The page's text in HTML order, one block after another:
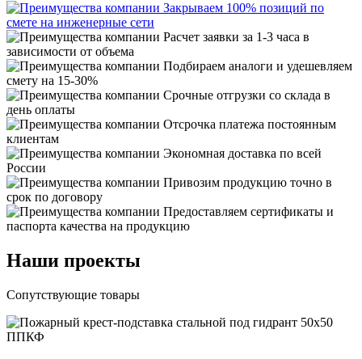
Закрываем 100% позиций по
смете на инженерные сети
Расчет заявки за 1-3 часа в
зависимости от объема
Подбираем аналоги и удешевляем
смету на 15-30%
Срочные отгрузки со склада в
день оплаты
Отсрочка платежа постоянным
клиентам
Экономная доставка по всей
России
Привозим продукцию точно в
срок по договору
Предоставляем сертификаты и
паспорта качества на продукцию
Наши проекты
Сопутствующие товары